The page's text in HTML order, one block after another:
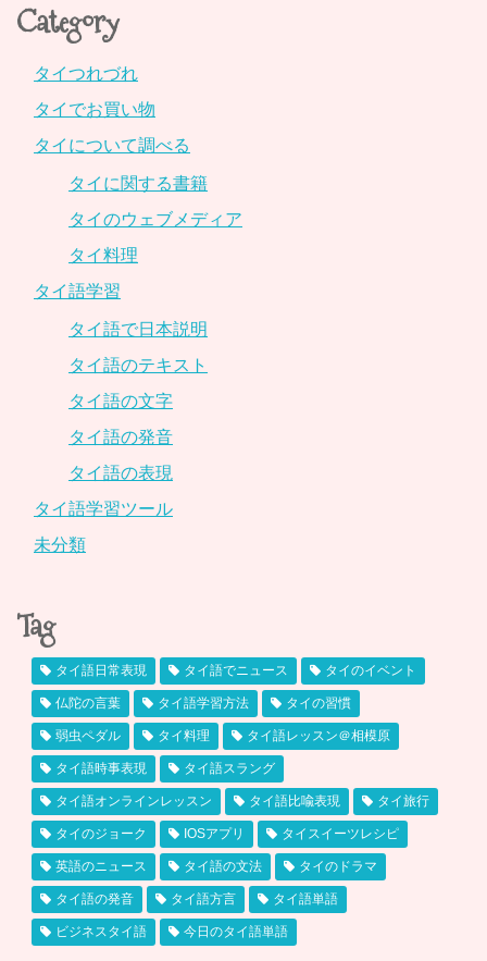
Category
タイつれづれ
タイでお買い物
タイについて調べる
タイに関する書籍
タイのウェブメディア
タイ料理
タイ語学習
タイ語で日本説明
タイ語のテキスト
タイ語の文字
タイ語の発音
タイ語の表現
タイ語学習ツール
未分類
Tag
タイ語日常表現 タイ語でニュース タイのイベント
仏陀の言葉 タイ語学習方法 タイの習慣
弱虫ペダル タイ料理 タイ語レッスン＠相模原
タイ語時事表現 タイ語スラング
タイ語オンラインレッスン タイ語比喩表現 タイ旅行
タイのジョーク IOSアプリ タイスイーツレシピ
英語のニュース タイ語の文法 タイのドラマ
タイ語の発音 タイ語方言 タイ語単語
ビジネスタイ語 今日のタイ語単語